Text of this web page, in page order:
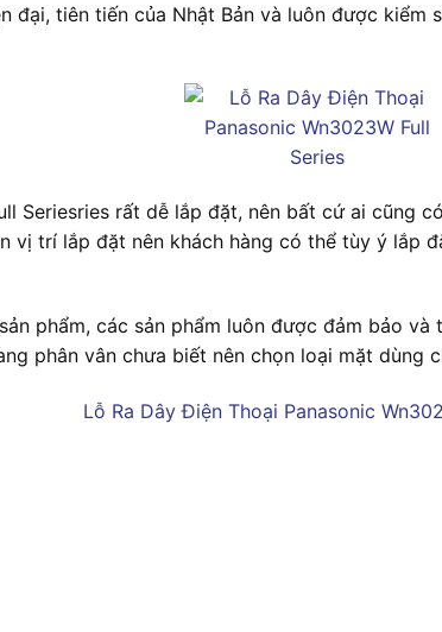
đại, tiên tiến của Nhật Bản và luôn được
Seriesries rất dễ lắp đặt, nên bất cứ ai cũng
vị trí lắp đặt nên khách hàng có thể tùy ý lắp
phẩm, các sản phẩm luôn được đảm bảo
phân vân chưa biết nên chọn loại mặt dùng